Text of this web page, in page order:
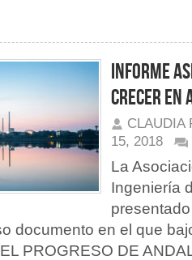
Informe
crecer en
CLAUDIA
15, 2018
La
Ingeniería
documento en el que
PROGRESO DE